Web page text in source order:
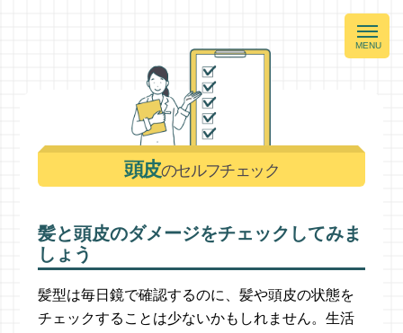
頭皮のセルフチェック
髪と頭皮のダメージをチェックしてみま
しょう
髪型は毎日鏡で確認するのに、髪や頭皮の状態を
チェックすることは少ないかもしれません。生活